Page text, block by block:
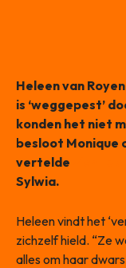
Heleen van
is ‘weggepest’
konden het niet
besloot Monique
vertelde
Sylwia.
Heleen vindt het
zichzelf hield. “Ze
alles om haar